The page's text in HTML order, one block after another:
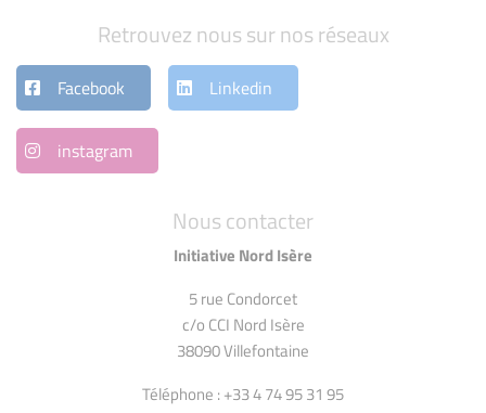
Nous contacter
Initiative Nord Isère
5 rue Condorcet
c/o CCI Nord Isère
38090 Villefontaine
Téléphone : +33 4 74 95 31 95
Retrouvez nous sur nos réseaux
Facebook Linkedin
instagram